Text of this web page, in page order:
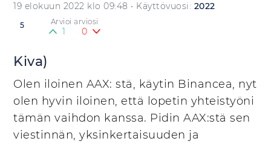
19 elokuun 2022 klo 09:48 • Käyttövuosi: 2022
5 Arvioi arviosi
1 0
Kiva)
Olen iloinen AAX: stä, käytin Binancea, nyt
olen hyvin iloinen, että lopetin yhteistyöni
tämän vaihdon kanssa. Pidin AAX:stä sen
viestinnän, yksinkertaisuuden ja